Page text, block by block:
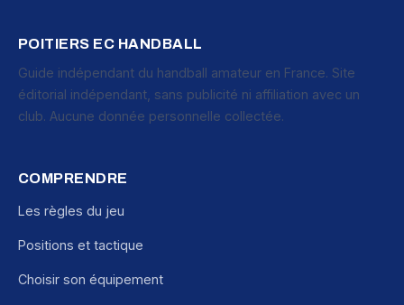
POITIERS EC HANDBALL
Guide indépendant du handball amateur en France. Site
éditorial indépendant, sans publicité ni affiliation avec un
club. Aucune donnée personnelle collectée.
COMPRENDRE
Les règles du jeu
Positions et tactique
Choisir son équipement